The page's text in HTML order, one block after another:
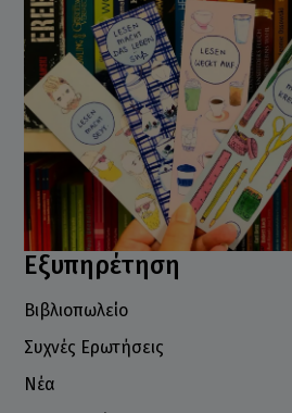
Εξυπηρέτηση
Βιβλιοπωλείο
Συχνές Ερωτήσεις
Νέα